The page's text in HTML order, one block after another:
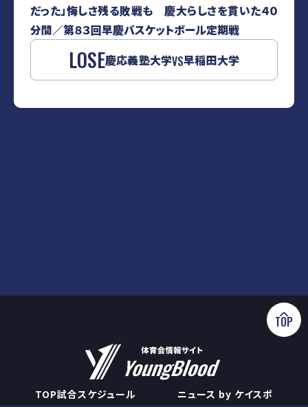
だった」悔しさ残る敗戦も 慶大らしさを貫いた４０
分間／第８３回早慶バスケットボール定期戦
LOSE慶応義塾大学VS早稲田大学
TOP
TOP試合スケジュール
ニュース by ケイスポ